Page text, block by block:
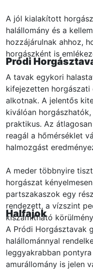
A jól kialakított
halállomány és a
hozzájárulnak ahhoz,
horgászként is
Pródi
A tavak egykori
kifejezetten
alkotnak. A jelentős
kiválóan
praktikus. Az
reagál a hőmérséklet
halmozgást
A meder többnyire
horgászat
partszakaszok egy
rendezett, a vízszint
kiszámítható
Halfajok
A Pródi Horgásztavak
halállománnyal
leggyakrabban
amurállomány is jelen